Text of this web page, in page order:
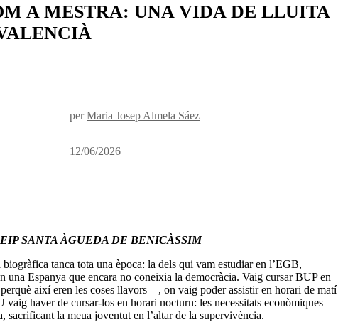
A MESTRA: UNA VIDA DE LLUITA
perMaria Josep Almela Sáez
12/06/2026
SANTA ÀGUEDA DE BENICÀSSIM
tanca tota una època: la dels qui vam estudiar en l’EGB,
una Espanya que encara no coneixia la democràcia. Vaig cursar BUP en
així eren les coses llavors—, on vaig poder assistir en horari de matí
haver de cursar-los en horari nocturn: les necessitats econòmiques
la meua joventut en l’altar de la supervivència.